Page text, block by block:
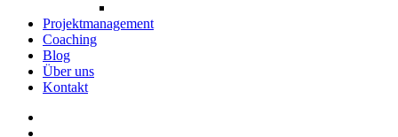
Projektmanagement
Coaching
Blog
Über uns
Kontakt